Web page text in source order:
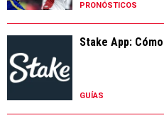
PRONÓSTICOS
Stake App:
GUÍAS